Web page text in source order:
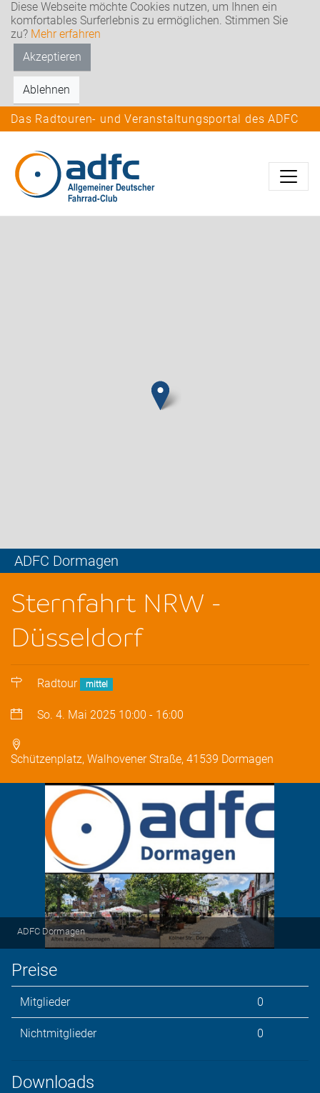
Diese Webseite möchte Cookies nutzen, um Ihnen ein
komfortables Surferlebnis zu ermöglichen. Stimmen Sie
zu? Mehr erfahren
Akzeptieren
Ablehnen
Das Radtouren- und Veranstaltungsportal des ADFC
ADFC Dormagen
Sternfahrt NRW -
Düsseldorf
Radtour mittel
So. 4. Mai 2025 10:00 - 16:00
Schützenplatz, Walhovener Straße, 41539 Dormagen
ADFC Dormagen
Preise
Mitglieder 0
Nichtmitglieder 0
Downloads